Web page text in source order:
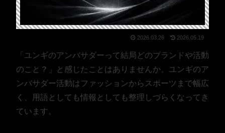
2026.03.26 2026.05.19
「ユンギのアンバサダーって結局どのブランドや活動
のこと？」と感じたことはありませんか。ユンギのア
ンバサダー活動はファッションからスポーツまで幅広
く、用語としても情報としても整理しづらくなってき
ています。